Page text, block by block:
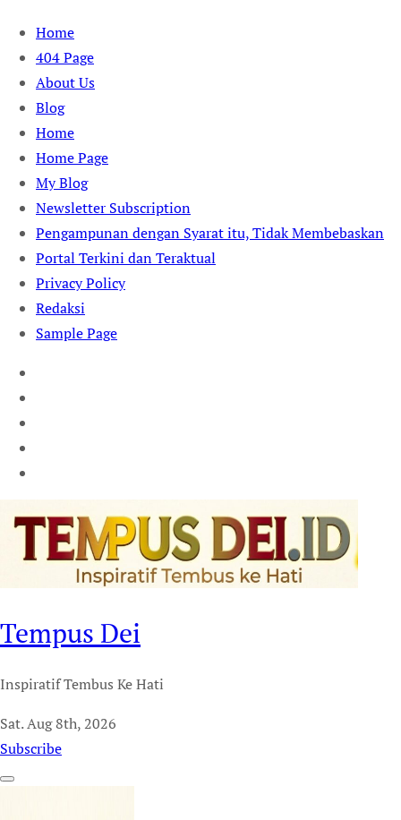
Skip
content
Home
404 Page
About Us
Blog
Home
Home Page
My Blog
Newsletter Subscription
Pengampunan dengan Syarat itu, Tidak Membebaskan
Portal Terkini dan Teraktual
Privacy Policy
Redaksi
Sample Page
Tempus Dei
Inspiratif Tembus Ke Hati
Sat. Aug 8th, 2026
Subscribe